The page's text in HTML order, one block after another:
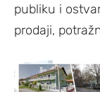
publiku i
prodaji,